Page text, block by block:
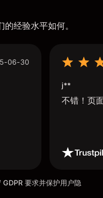
经验水平如何。
06-30
j**
不错！页
要求并保护用户隐